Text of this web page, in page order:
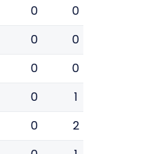
0 0
0 0
0 0
0 1
0 2